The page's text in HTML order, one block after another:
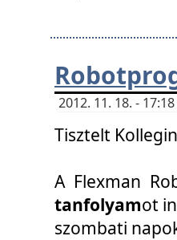
2012. 11. 18. -
Tisztelt
A Flexman
tanfolyamot
szombati